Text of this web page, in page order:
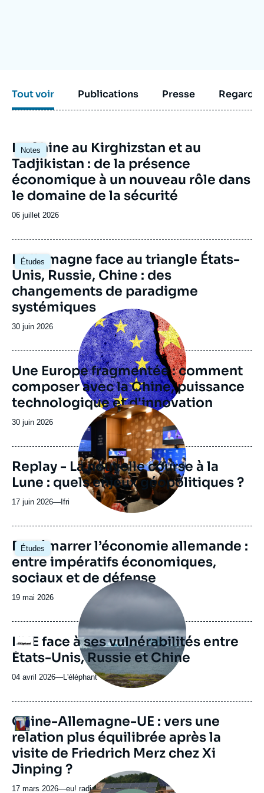
Tout voir Publications Presse
Notes
Image
principale
La Chine au Kirghizstan et au
Tadjikistan : de la présence
économique à un nouveau rôle dans
le domaine de la sécurité
Date
publication
06 juillet 2026
Études
Image
principale
L’Allemagne face au triangle États-
Unis, Russie, Chine : des
changements de paradigme
systémiques
Date
publication
30 juin 2026
Image
principale
Une Europe fragmentée : comment
composer avec la Chine, puissance
technologique et d'innovation
Date
publication
30 juin 2026
Image
principale
médiatique
Replay - La nouvelle course à la
Lune : quels enjeux géopolitiques ?
17 juin 2026— Nom
journal,
ou
émission
Ifri
Études
Image
principale
Redémarrer l’économie allemande :
entre impératifs économiques,
sociaux et de défense
Date
publication
19 mai 2026
Logo
Image
principale
médiatique
L’UE face à ses vulnérabilités entre
États-Unis, Russie et Chine
04 avril 2026—Nom
journal,
ou
émission
L'éléphant
Logo
URL
de
Spotify
Chine-Allemagne-UE : vers une
relation plus équilibrée après la
visite de Friedrich Merz chez Xi
Jinping ?
17 mars 2026—Nom
eu! radio
principale